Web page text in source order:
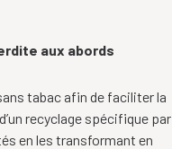
aux abords
tabac afin de faciliter la
recyclage spécifique par
en les transformant en